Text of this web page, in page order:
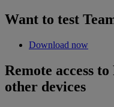
Want to test
Download now
Remote access
other devices